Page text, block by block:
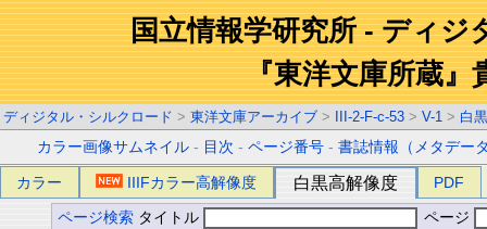
国立情報学研究所 - ディジ
『東洋文庫所蔵』
ディジタル・シルクロード > 東洋文庫アーカイブ > III-2-F-c-53 > V-1 > 白
カラー画像サムネイル - 目次 -ページ番号 -書誌情報（メタデー
カラー IIIFカラー高解像度 白黒高解像度 PDF
ページ検索 タイトル ページ